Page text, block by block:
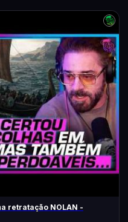
retratação NOLAN -